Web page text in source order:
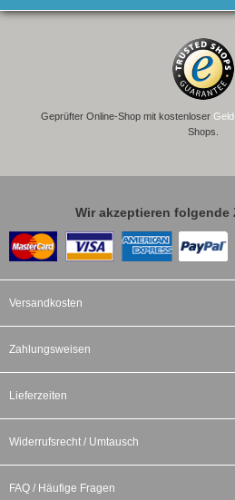
Geprüfter Online-Shop mit kostenloser
Shops.
Wir akzeptieren
Versandkosten
Zahlungsweisen
Lieferzeiten
Widerrufsrecht / Umtausch
FAQ / Häufige Fragen